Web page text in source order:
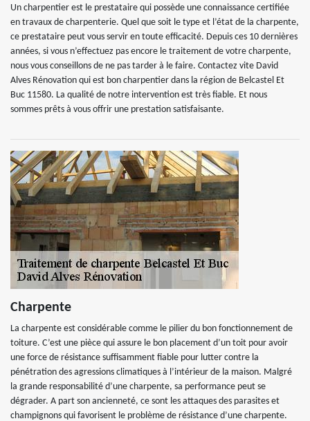
Un charpentier est le prestataire qui possède une connaissance certifiée
en travaux de charpenterie. Quel que soit le type et l’état de la charpente,
ce prestataire peut vous servir en toute efficacité. Depuis ces 10 dernières
années, si vous n’effectuez pas encore le traitement de votre charpente,
nous vous conseillons de ne pas tarder à le faire. Contactez vite David
Alves Rénovation qui est bon charpentier dans la région de Belcastel Et
Buc 11580. La qualité de notre intervention est très fiable. Et nous
sommes prêts à vous offrir une prestation satisfaisante.
Charpente
La charpente est considérable comme le pilier du bon fonctionnement de
toiture. C’est une pièce qui assure le bon placement d’un toit pour avoir
une force de résistance suffisamment fiable pour lutter contre la
pénétration des agressions climatiques à l’intérieur de la maison. Malgré
la grande responsabilité d’une charpente, sa performance peut se
dégrader. A part son ancienneté, ce sont les attaques des parasites et
champignons qui favorisent le problème de résistance d’une charpente.